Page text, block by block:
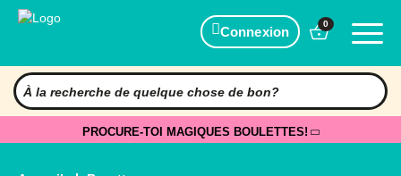
Connexion
0
PROCURE-TOI MAGIQUES BOULETTES!